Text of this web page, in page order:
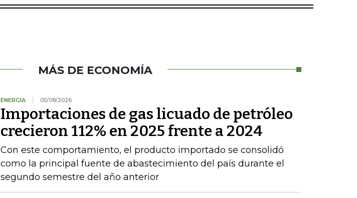
MÁS DE ECONOMÍA
ENERGÍA 05/08/2026
Importaciones de gas licuado de petróleo
crecieron 112% en 2025 frente a 2024
Con este comportamiento, el producto importado se consolidó
como la principal fuente de abastecimiento del país durante el
segundo semestre del año anterior